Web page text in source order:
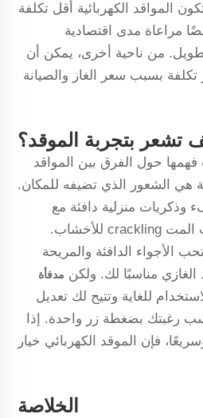
المواقد الكهربائية أقل تكلفة
مراعاة مدى اقتصادية
من ناحية أخرى، يمكن أن
تكلفة بسبب سعر الغاز والصيانة
تشعر بتجربة الموقد؟
فهمها حول الفرق بين المواقد
هي الشعور الذي تضيفه للمكان.
وذكريات منزلية دافئة مع
اللهب الحقيقي والأصوات المت crackling للأخشاب.
الأجواء الدافئة والمريحة
الغازي مناسبًا لك. ولكن مدفأة
للغاية وتتيح لك تعديل
رغبتك بضغطة زر واحدة. إذا
فإن الموقد الكهربائي خيار
الخلاصة